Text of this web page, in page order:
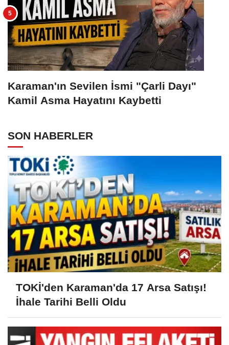
Karaman'ın Sevilen İsmi "Çarli Dayı"
Kamil Asma Hayatını Kaybetti
SON HABERLER
TOKİ'den Karaman'da 17 Arsa Satışı!
İhale Tarihi Belli Oldu